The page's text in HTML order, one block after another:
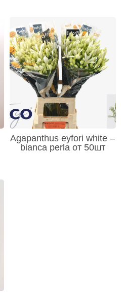
Agapanthus eyfori white –
bianca perla от 50шт